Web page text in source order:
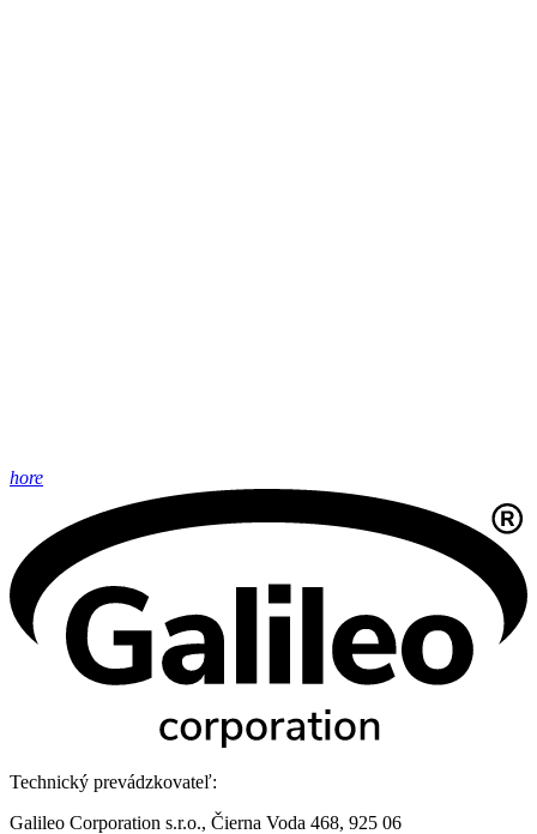
hore
Technický prevádzkovateľ:
Galileo Corporation s.r.o., Čierna Voda 468, 925 06